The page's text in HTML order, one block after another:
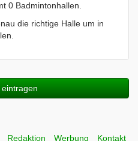
0 Badmintonhallen.
die richtige Halle um in
eintragen
Redaktion Werbung Kontakt